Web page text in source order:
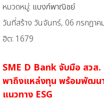
หมวดหมู่: แบงก์พาณิชย์
วันที่สร้าง วันจันทร์, 06 กรกฎา
ฮิต: 1679
SME D Bank จับมือ สวส
พาถึงแหล่งทุน พร้อมพัฒน
แนวทาง ESG